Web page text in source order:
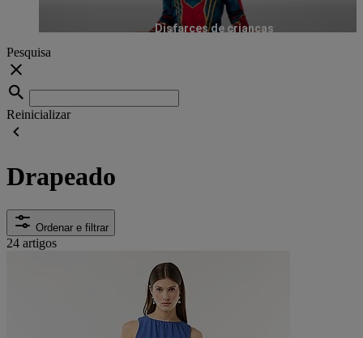
Disfarces de crianças
Pesquisa
Reinicializar
Drapeado
Ordenar e filtrar
24 artigos